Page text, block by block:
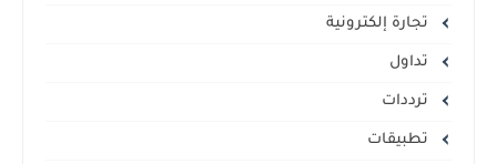
تجارة إلكترونية
تداول
ترددات
تطبيقات